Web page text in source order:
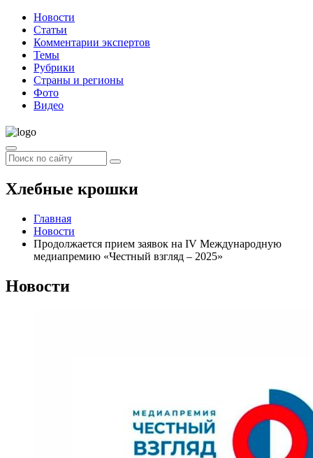
Новости
Статьи
Комментарии экспертов
Темы
Рубрики
Страны и регионы
Фото
Видео
Хлебные крошки
Главная
Новости
Продолжается прием заявок на IV Международную
медиапремию «Честный взгляд – 2025»
Новости